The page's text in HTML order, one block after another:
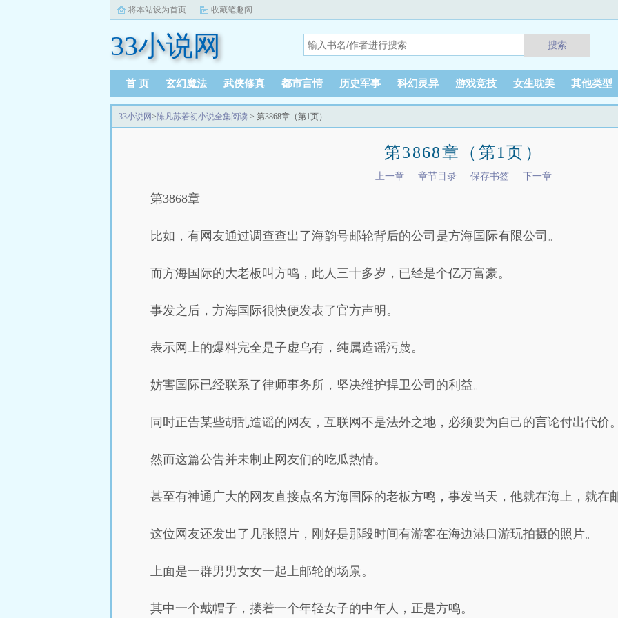
将本站设为首页 收藏笔趣阁
33小说网 搜索
首 页 玄幻魔法 武侠修真 都市言情 历史军事 科幻灵异 游戏竞技 女生耽美 其他类型
33小说网> 陈凡苏若初小说全集阅读 > 第3868章（第1页）
第3868章（第1页）
上一章 章节目录 保存书签 下一章
第3868章
比如，有网友通过调查查出了海韵号邮轮背后的公司是方海国际有限公司。
而方海国际的大老板叫方鸣，此人三十多岁，已经是个亿万富豪。
事发之后，方海国际很快便发表了官方声明。
表示网上的爆料完全是子虚乌有，纯属造谣污蔑。
妨害国际已经联系了律师事务所，坚决维护捍卫公司的利益。
同时正告某些胡乱造谣的网友，互联网不是法外之地，必须要为自己的言论付出代价。
然而这篇公告并未制止网友们的吃瓜热情。
甚至有神通广大的网友直接点名方海国际的老板方鸣，事发当天，他就在海上，就在
这位网友还发出了几张照片，刚好是那段时间有游客在海边港口游玩拍摄的照片。
上面是一群男男女女一起上邮轮的场景。
其中一个戴帽子，搂着一个年轻女子的中年人，正是方鸣。